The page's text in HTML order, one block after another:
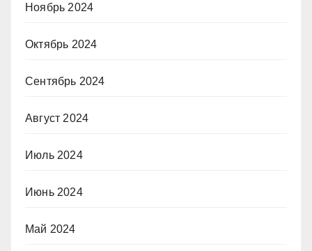
Ноябрь 2024
Октябрь 2024
Сентябрь 2024
Август 2024
Июль 2024
Июнь 2024
Май 2024